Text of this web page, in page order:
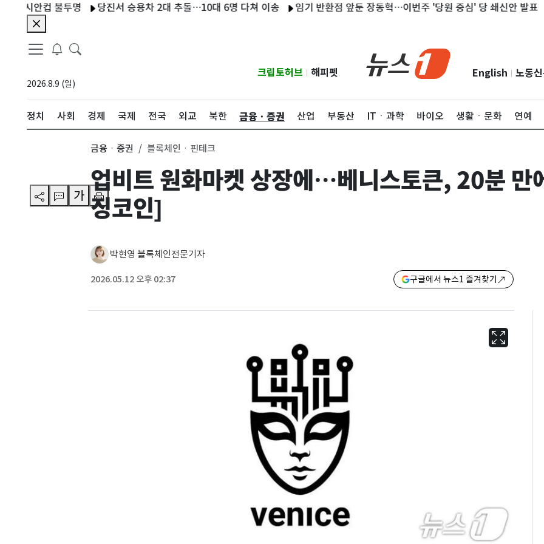
컵 불투명 당진서 승용차 2대 추돌…10대 6명 다쳐 이송 임기 반환점 앞둔 장동혁…이번주 '당원 중심' 당 쇄신안 발표 한
2026.8.9 (일)
크립토허브 해피펫 English 노동
정치 사회 경제 국제 전국 외교 북한 금융ㆍ증권 산업 부동산 ITㆍ과학 바이오 생활ㆍ문화 연예
가
금융ㆍ증권 블록체인ㆍ핀테크
업비트 원화마켓 상장에…베니스토큰, 20분
징코인]
박현영 블록체인전문기자
2026.05.12 오후 02:37 구글에서 뉴스1 즐겨찾기
회춘실험 억만장자, '여
친 생리혈' 냉동고 보
관…"자궁 내부 궁금